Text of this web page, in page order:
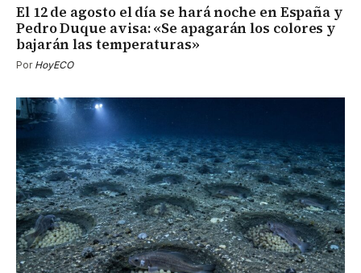
El 12 de agosto el día se hará noche en España y
Pedro Duque avisa: «Se apagarán los colores y
bajarán las temperaturas»
Por HoyECO